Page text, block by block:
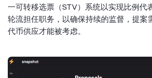
一可转移选票（STV）系统以实现比例代
轮流担任职务，以确保持续的监督，提案
代币供应才能被考虑。